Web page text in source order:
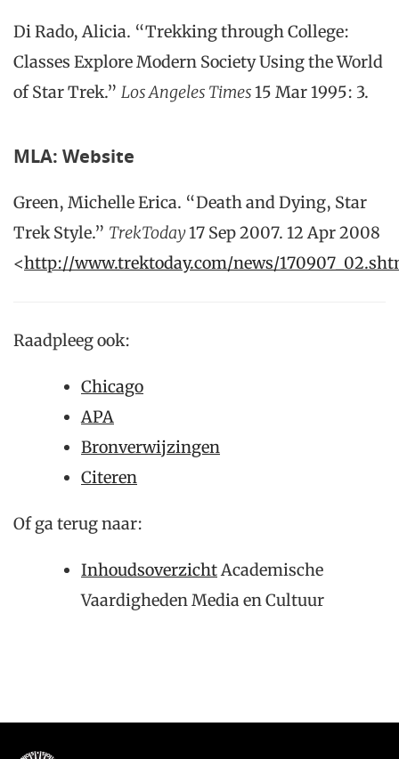
Di Rado, Alicia. “Trekking through College:
Classes Explore Modern Society Using the World
of Star Trek.” Los Angeles Times15 Mar 1995: 3.
MLA: Website
Green, Michelle Erica. “Death and Dying, Star
Trek Style.” TrekToday17 Sep 2007. 12 Apr 2008
<http://www.trektoday.com/news/
Raadpleeg ook:
Chicago
APA
Bronverwijzingen
Citeren
Of ga terug naar:
InhoudsoverzichtAcademische
Vaardigheden Media en Cultuur